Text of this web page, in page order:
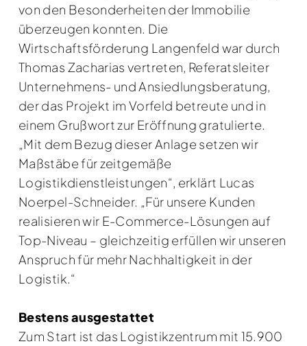
von den Besonderheiten der Immobilie
überzeugen konnten. Die
Wirtschaftsförderung Langenfeld war durch
Thomas Zacharias vertreten, Referatsleiter
Unternehmens- und Ansiedlungsberatung,
der das Projekt im Vorfeld betreute und in
einem Grußwort zur Eröffnung gratulierte.
„Mit dem Bezug dieser Anlage setzen wir
Maßstäbe für zeitgemäße
Logistikdienstleistungen“, erklärt Lucas
Noerpel-Schneider. „Für unsere Kunden
realisieren wir E-Commerce-Lösungen auf
Top-Niveau – gleichzeitig erfüllen wir unseren
Anspruch für mehr Nachhaltigkeit in der
Logistik.“
Bestens ausgestattet
Zum Start ist das Logistikzentrum mit 15.900